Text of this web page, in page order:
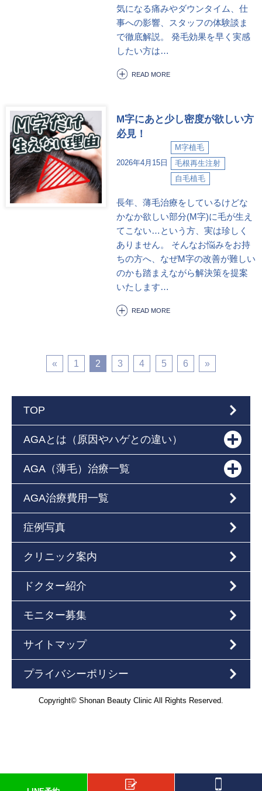
気になる痛みやダウンタイム、仕
事への影響、スタッフの体験談ま
で徹底解説。 発毛効果を早く実感
したい方は…
READ MORE
2026年4月15日
M字植毛
毛根再生注射
自毛植毛
M字にあと少し密度が欲しい方
必見！
長年、薄毛治療をしているけどな
かなか欲しい部分(M字)に毛が生え
てこない…という方、実は珍しく
ありません。 そんなお悩みをお持
ちの方へ、なぜM字の改善が難しい
のかも踏まえながら解決策を提案
いたします…
READ MORE
« 1 2 3 4 5 6 »
TOP
AGAとは（原因やハゲとの違い）
AGA（薄毛）治療一覧
AGA治療費用一覧
症例写真
クリニック案内
ドクター紹介
モニター募集
サイトマップ
プライバシーポリシー
Copyright© Shonan Beauty Clinic All Rights Reserved.